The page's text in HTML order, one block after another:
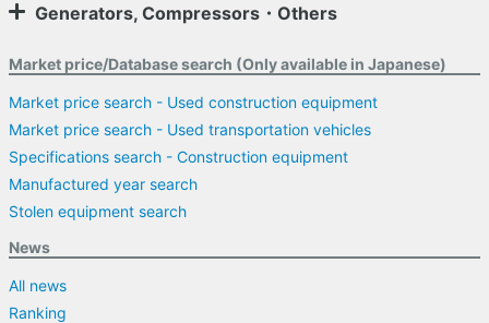
Generators, Compressors・Others
Market price/Database search (Only available in Japanese)
Market price search - Used construction equipment
Market price search - Used transportation vehicles
Specifications search - Construction equipment
Manufactured year search
Stolen equipment search
News
All news
Ranking